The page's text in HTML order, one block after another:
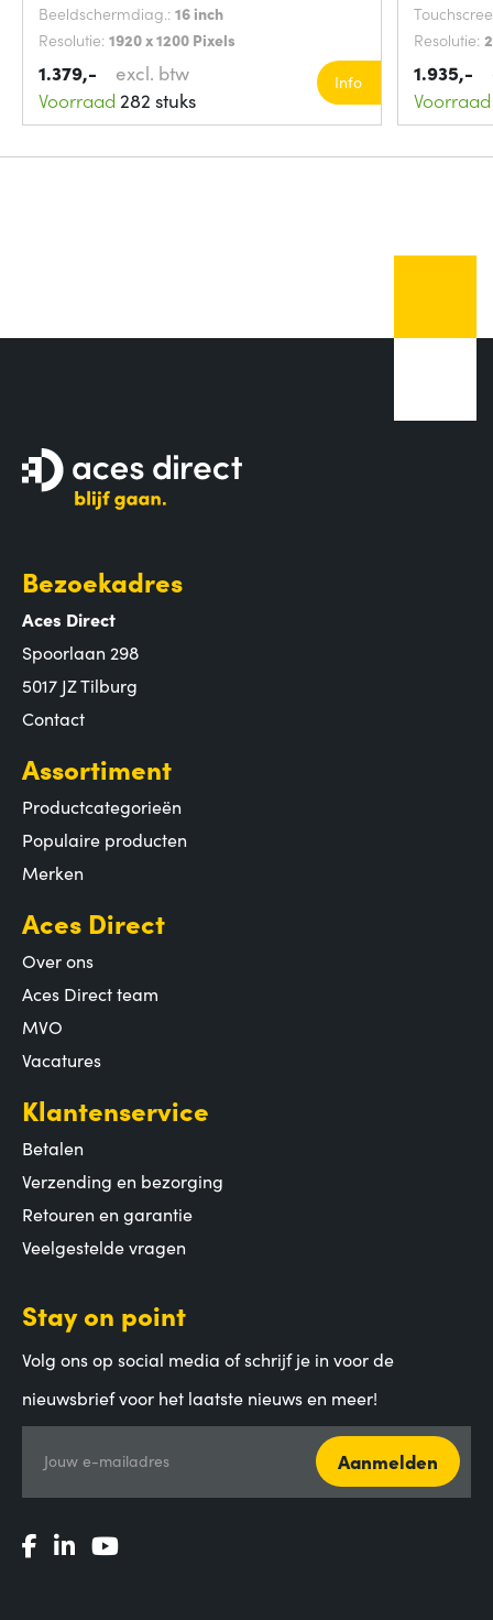
Beeldschermdiag.: 16 inch
Resolutie: 1920 x 1200 Pixels
1.379,-
excl. btw
Voorraad 282 stuks
Info
Resolutie:
1.935,-
Voorraad
Bezoekadres
Aces Direct
Spoorlaan 298
5017 JZ Tilburg
Contact
Assortiment
Productcategorieën
Populaire producten
Merken
Aces Direct
Over ons
Aces Direct team
MVO
Vacatures
Klantenservice
Betalen
Verzending en bezorging
Retouren en garantie
Veelgestelde vragen
Stay on point
Volg ons op social media of schrijf je in voor de
nieuwsbrief voor het laatste nieuws en meer!
Jouw e-mailadres Aanmelden